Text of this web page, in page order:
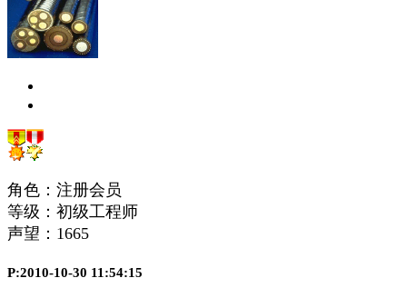
角色：注册会员
等级：初级工程师
声望： 1665
P:2010-10-30 11:54:15